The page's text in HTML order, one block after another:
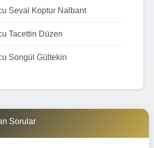
Seval Koptur Nalbant
Tacettin Düzen
Songül Gültekin
Sorular